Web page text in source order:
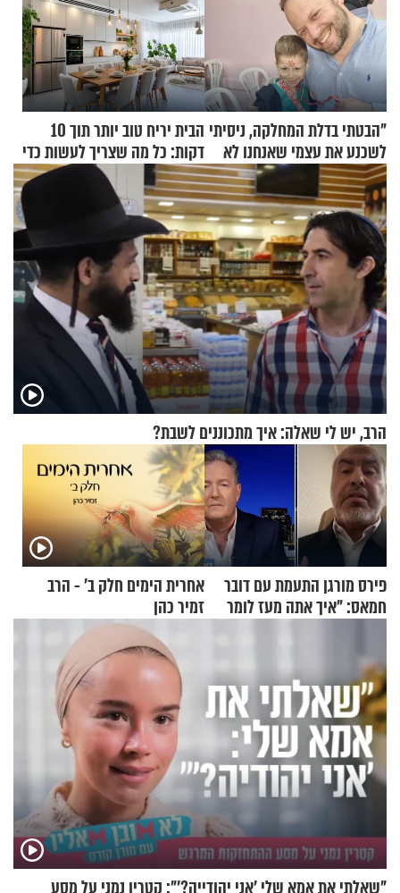
"הבטתי בדלת המחלקה, ניסיתי
לשכנע את עצמי שאנחנו לא
שייכים לשם"
הבית יריח טוב יותר תוך 10
דקות: כל מה שצריך לעשות כדי
לרענן את הבית
הרב, יש לי שאלה: איך מתכוננים לשבת?
פירס מורגן התעמת עם דובר
חמאס: "איך אתה מעז לומר
אחרית הימים חלק ב’ - הרב
זמיר כהן